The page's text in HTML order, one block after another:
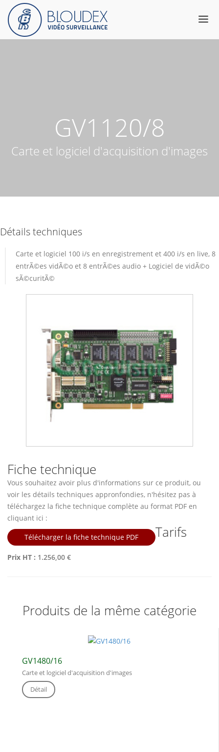
Support
Contact
GV1120/8
Carte et logiciel d'acquisition d'images
Détails techniques
Carte et logiciel 100 i/s en enregistrement et 400 i/s en live, 8
entrÃ©es vidÃ©o et 8 entrÃ©es audio + Logiciel de vidÃ©o
sÃ©curitÃ©
Fiche technique
Vous souhaitez avoir plus d'informations sur ce produit, ou
voir les détails techniques appronfondies, n'hésitez pas à
téléchargez la fiche technique complète au format PDF en
cliquant ici :
Télécharger la fiche technique PDF Tarifs
Prix HT : 1.256,00 €
Produits de la même catégorie
GV1480/16
Carte et logiciel d'acquisition d'images
Détail